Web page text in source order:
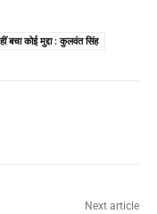
बचा कोई मुद्दा : कुलवंत सिंह
Next article